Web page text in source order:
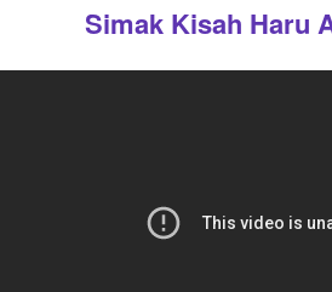
Simak Kisah Haru